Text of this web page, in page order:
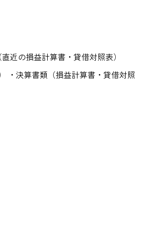
近の損益計算書・貸借対照表）
・決算書類（損益計算書・貸借対照